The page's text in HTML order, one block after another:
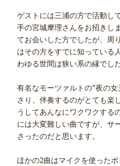
ゲストには三浦の方で活動し
手の宮城摩理さんをお招きし
てお会いした方でしたが、周
はその方をすでに知っている
わゆる世間は狭い系の縁でした
有名なモーツァルトの”夜の
さり、伴奏するのがとても楽
うしてあんなにワクワクする
には大変難しい曲ですが、サ
さったのだと思います。
ほかの2曲はマイクを使った